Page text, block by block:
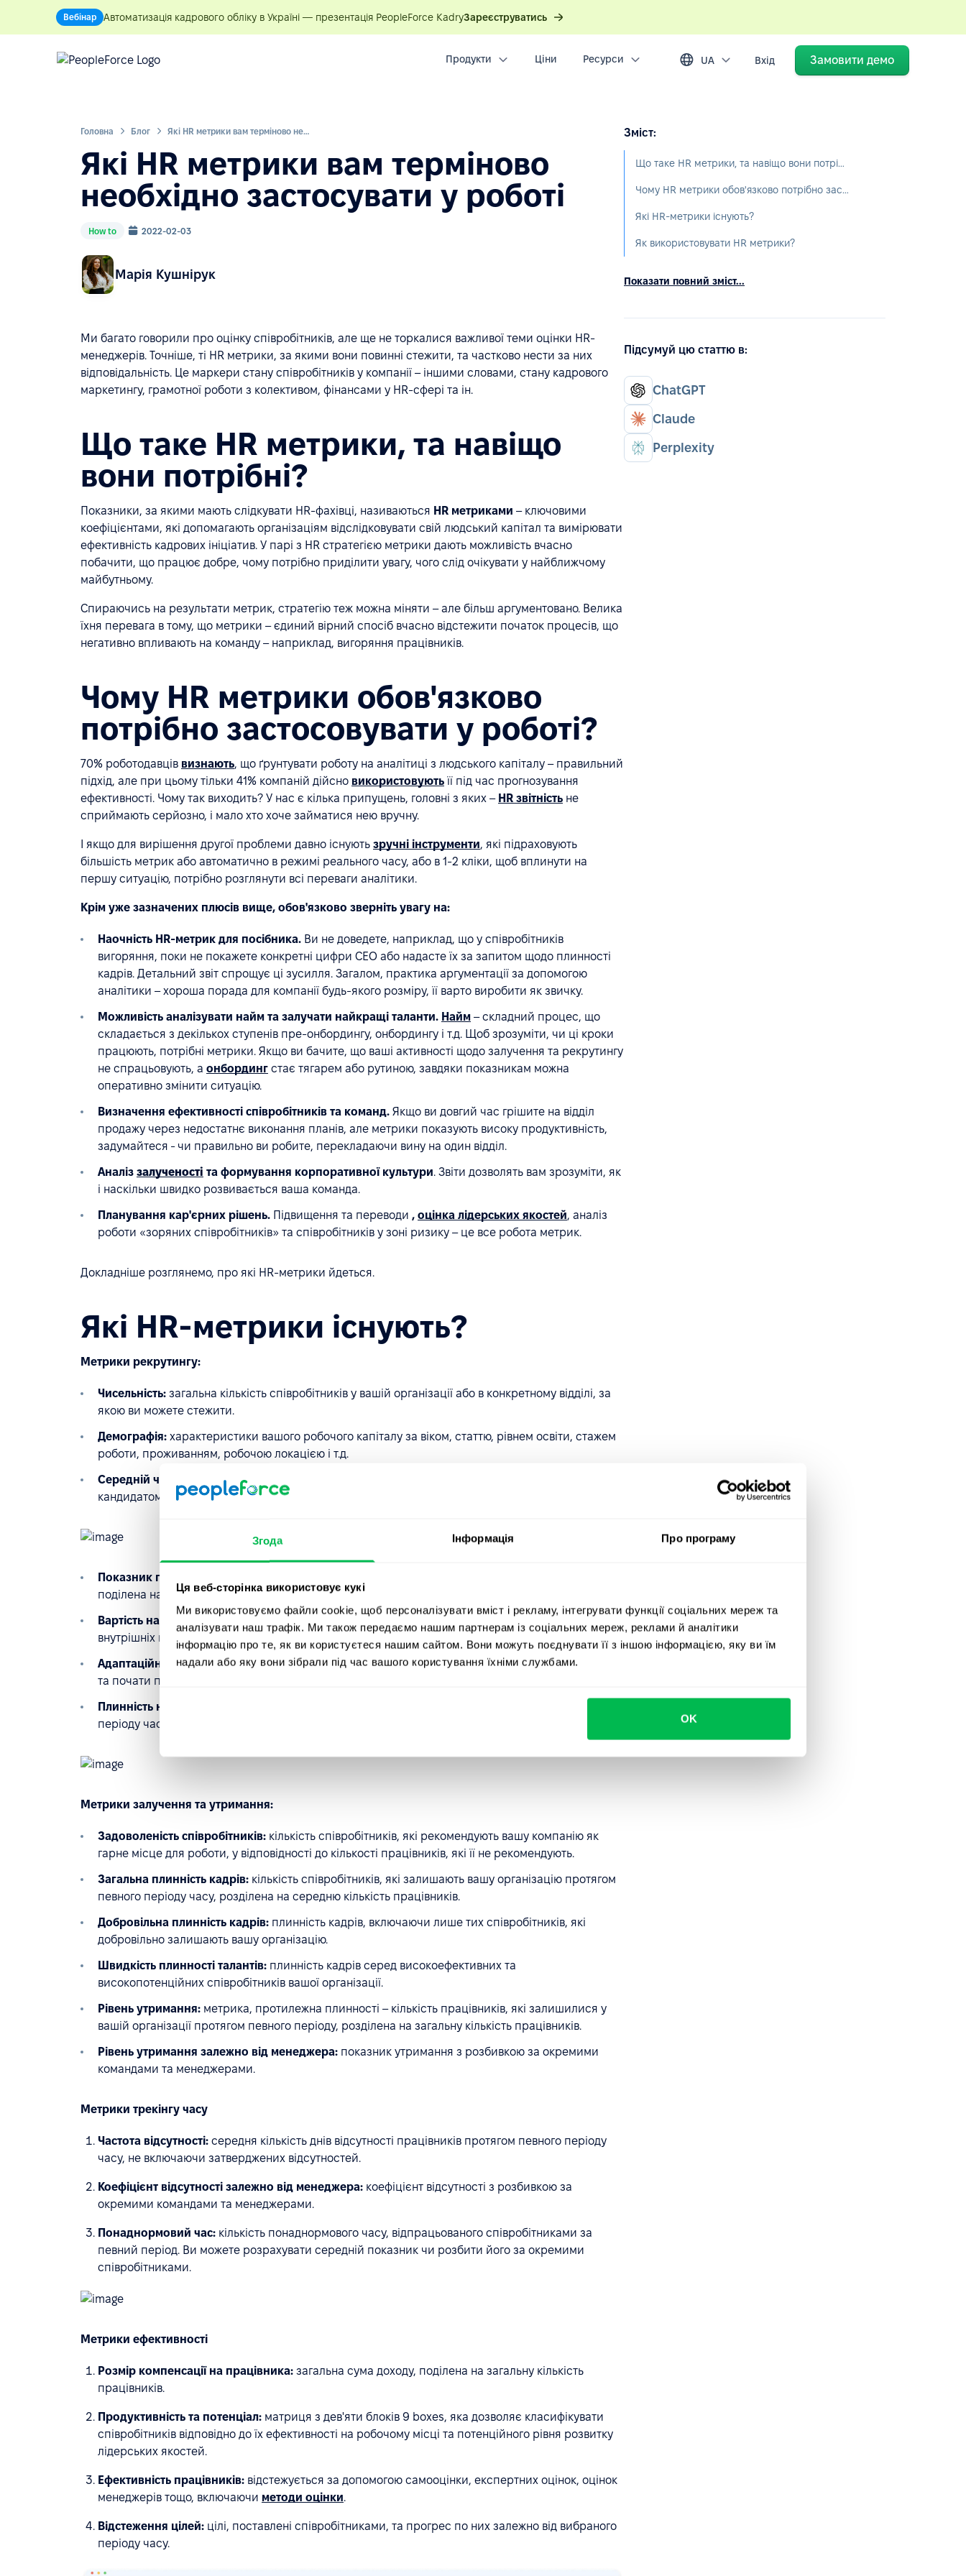
Згода Інформація Про програму
Ця веб-сторінка використовує кукі
Ми використовуємо файли cookie, щоб персоналізувати вміст і рекламу, інтегрувати функції соціальних мереж та
аналізувати наш трафік. Ми також передаємо нашим партнерам із соціальних мереж, реклами й аналітики
інформацію про те, як ви користуєтеся нашим сайтом. Вони можуть поєднувати її з іншою інформацією, яку ви їм
надали або яку вони зібрали під час вашого користування їхніми службами.
OK
Вебінар Автоматизація кадрового обліку в Україні — презентація PeopleForce KadryЗареєструватись
Продукти Ціни Ресурси UA Вхід Замовити демо
Головна Блог Які HR метрики вам терміново необхідно застосувати у роботі
Які HR метрики вам терміново
необхідно застосувати у роботі
How to 2022-02-03
Марія Кушнірук
Ми багато говорили про оцінку співробітників, але ще не торкалися важливої теми оцінки HR-
менеджерів. Точніше, ті HR метрики, за якими вони повинні стежити, та частково нести за них
відповідальність. Це маркери стану співробітників у компанії – іншими словами, стану кадрового
маркетингу, грамотної роботи з колективом, фінансами у HR-сфері та ін.
Що таке HR метрики, та навіщо
вони потрібні?
Показники, за якими мають слідкувати HR-фахівці, називаються HR метриками – ключовими
коефіцієнтами, які допомагають організаціям відслідковувати свій людський капітал та вимірювати
ефективність кадрових ініціатив. У парі з HR стратегією метрики дають можливість вчасно
побачити, що працює добре, чому потрібно приділити увагу, чого слід очікувати у найближчому
майбутньому.
Спираючись на результати метрик, стратегію теж можна міняти – але більш аргументовано. Велика
їхня перевага в тому, що метрики – єдиний вірний спосіб вчасно відстежити початок процесів, що
негативно впливають на команду – наприклад, вигоряння працівників.
Чому HR метрики обов'язково
потрібно застосовувати у роботі?
70% роботодавців визнають, що ґрунтувати роботу на аналітиці з людського капіталу – правильний
підхід, але при цьому тільки 41% компаній дійсно використовують її під час прогнозування
ефективності. Чому так виходить? У нас є кілька припущень, головні з яких – HR звітність не
сприймають серйозно, і мало хто хоче займатися нею вручну.
І якщо для вирішення другої проблеми давно існують зручні інструменти, які підраховують
більшість метрик або автоматично в режимі реального часу, або в 1-2 кліки, щоб вплинути на
першу ситуацію, потрібно розглянути всі переваги аналітики.
Крім уже зазначених плюсів вище, обов'язково зверніть увагу на:
Наочність HR-метрик для посібника. Ви не доведете, наприклад, що у співробітників
вигоряння, поки не покажете конкретні цифри СЕО або надасте їх за запитом щодо плинності
кадрів. Детальний звіт спрощує ці зусилля. Загалом, практика аргументації за допомогою
аналітики – хороша порада для компанії будь-якого розміру, її варто виробити як звичку.
Можливість аналізувати найм та залучати найкращі таланти. Найм – складний процес, що
складається з декількох ступенів пре-онбордингу, онбордингу і т.д. Щоб зрозуміти, чи ці кроки
працюють, потрібні метрики. Якщо ви бачите, що ваші активності щодо залучення та рекрутингу
не спрацьовують, а онбординг стає тягарем або рутиною, завдяки показникам можна
оперативно змінити ситуацію.
Визначення ефективності співробітників та команд. Якщо ви довгий час грішите на відділ
продажу через недостатнє виконання планів, але метрики показують високу продуктивність,
задумайтеся - чи правильно ви робите, перекладаючи вину на один відділ.
Аналіз залученості та формування корпоративної культури. Звіти дозволять вам зрозуміти, як
і наскільки швидко розвивається ваша команда.
Планування кар'єрних рішень. Підвищення та переводи , оцінка лідерських якостей, аналіз
роботи «зоряних співробітників» та співробітників у зоні ризику – це все робота метрик.
Докладніше розглянемо, про які HR-метрики йдеться.
Які HR-метрики існують?
Метрики рекрутингу:
Чисельність: загальна кількість співробітників у вашій організації або в конкретному відділі, за
якою ви можете стежити.
Демографія: характеристики вашого робочого капіталу за віком, статтю, рівнем освіти, стажем
роботи, проживанням, робочою локацією і т.д.
Середній час найму:
середня кількість днів між розміщенням вакансії та прийняттям
кандидатом вашої пропозиції щодо роботи.
Показник прийняття:
поділена на кількість кандидатів, що приймають пропозицію.
Вартість найму:
середня вартість найму нового співробітника, з урахуванням зовнішніх та
внутрішніх витрат на найм.
Адаптаційний період:час, потрібний новим співробітникам, щоб адаптуватися до організації
та почати працювати з максимальною продуктивністю.
Плинність нових працівників:
періоду часу, наприклад, протягом першого року роботи.
Метрики залучення та утримання:
Задоволеність співробітників: кількість співробітників, які рекомендують вашу компанію як
гарне місце для роботи, у відповідності до кількості працівників, які її не рекомендують.
Загальна плинність кадрів: кількість співробітників, які залишають вашу організацію протягом
певного періоду часу, розділена на середню кількість працівників.
Добровільна плинність кадрів: плинність кадрів, включаючи лише тих співробітників, які
добровільно залишають вашу організацію.
Швидкість плинності талантів: плинність кадрів серед високоефективних та
високопотенційних співробітників вашої організації.
Рівень утримання: метрика, протилежна плинності – кількість працівників, які залишилися у
вашій організації протягом певного періоду, розділена на загальну кількість працівників.
Рівень утримання залежно від менеджера: показник утримання з розбивкою за окремими
командами та менеджерами.
Метрики трекінгу часу
Частота відсутності: середня кількість днів відсутності працівників протягом певного періоду
часу, не включаючи затверджених відсутностей.
Коефіцієнт відсутності залежно від менеджера: коефіцієнт відсутності з розбивкою за
окремими командами та менеджерами.
Понаднормовий час: кількість понаднормового часу, відпрацьованого співробітниками за
певний період. Ви можете розрахувати середній показник чи розбити його за окремими
співробітниками.
Метрики ефективності
Розмір компенсації на працівника: загальна сума доходу, поділена на загальну кількість
працівників.
Продуктивність та потенціал: матриця з дев'яти блоків 9 boxes, яка дозволяє класифікувати
співробітників відповідно до їх ефективності на робочому місці та потенційного рівня розвитку
лідерських якостей.
Ефективність працівників: відстежується за допомогою самооцінки, експертних оцінок, оцінок
менеджерів тощо, включаючи методи оцінки.
Відстеження цілей: цілі, поставлені співробітниками, та прогрес по них залежно від вибраного
періоду часу.
Зміст:
Що таке HR метрики, та навіщо вони потрібні?
Чому HR метрики обов'язково потрібно застосовувати у роботі?
Які HR-метрики існують?
Як використовувати HR метрики?
Показати повний зміст...
Підсумуй цю статтю в:
ChatGPT
Claude
Perplexity